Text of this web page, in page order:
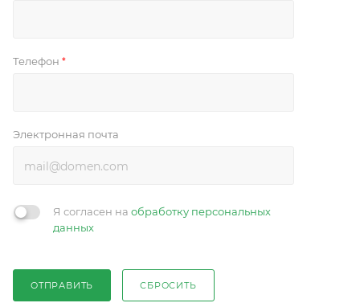
Телефон *
Электронная почта
Я согласен на обработку персональных
данных
ОТПРАВИТЬ СБРОСИТЬ